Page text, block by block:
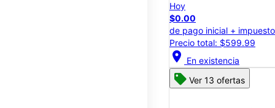
Hoy
$0.00
de pago inicial +
Precio total: $599.99
location_on En existencia
Ver 13 ofertas